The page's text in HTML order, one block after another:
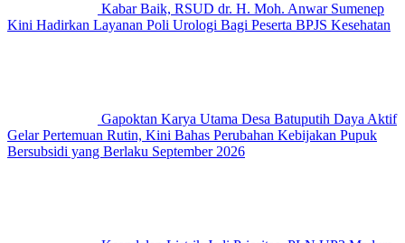
Kabar Baik, RSUD dr. H. Moh. Anwar Sumenep
Kini Hadirkan Layanan Poli Urologi Bagi Peserta BPJS Kesehatan
Gapoktan Karya Utama Desa Batuputih Daya Aktif
Gelar Pertemuan Rutin, Kini Bahas Perubahan Kebijakan Pupuk
Bersubsidi yang Berlaku September 2026